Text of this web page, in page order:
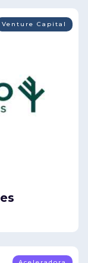
Venture Capital